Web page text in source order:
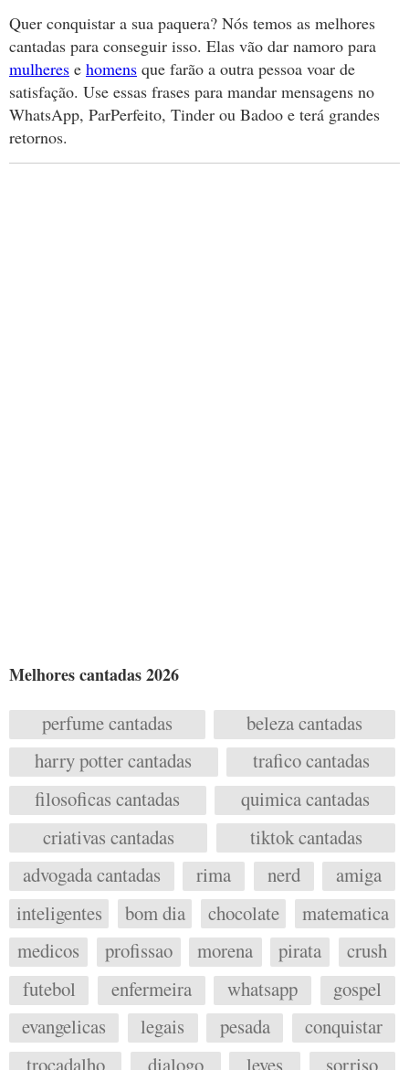
Quer conquistar a sua paquera? Nós temos as melhores
cantadas para conseguir isso. Elas vão dar namoro para
mulheres e homens que farão a outra pessoa voar de
satisfação. Use essas frases para mandar mensagens no
WhatsApp, ParPerfeito, Tinder ou Badoo e terá grandes
retornos.
Melhores cantadas 2026
perfume cantadas
beleza cantadas
harry potter cantadas
trafico cantadas
filosoficas cantadas
quimica cantadas
criativas cantadas
tiktok cantadas
advogada cantadas
rima nerd
amiga
inteligentes
bom dia chocolate
matematica
medicos
profissao morena pirata
crush
futebol
enfermeira whatsapp
gospel
evangelicas
legais pesada
conquistar
trocadalho
dialogo leves sorriso